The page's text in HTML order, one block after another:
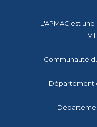
L'APMAC est
Communauté
Département